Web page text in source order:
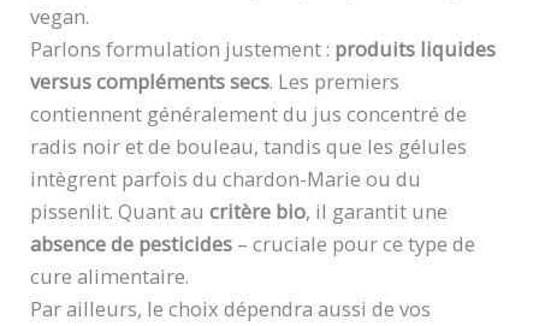
vegan.
Parlons formulation justement : produits liquides
versus compléments secs. Les premiers
contiennent généralement du jus concentré de
radis noir et de bouleau, tandis que les gélules
intègrent parfois du chardon-Marie ou du
pissenlit. Quant aucritère bio, il garantit une
absence de pesticides – cruciale pour ce type de
cure alimentaire.
Par ailleurs, le choix dépendra aussi de vos